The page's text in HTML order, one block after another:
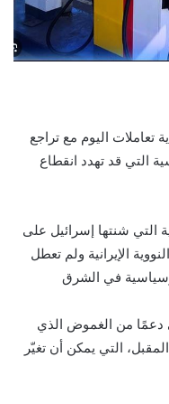
من 6% في نهاية تعاملات اليوم مع تراجع
التي قد تهدد انقطاع
التي شنتها إسرائيل على
الإيرانية ولم تعطل
في الشرق
دعمًا من الغموض الذي
الأميركية في 5 نوفمبر المقبل، التي يمكن أن تغيّر